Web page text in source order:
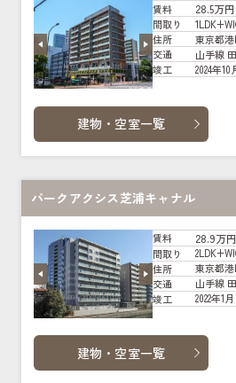
賃料 28.5万
間取り
住所
東京都港
交通
山手線
竣工
2024年10
建物・空室一覧
パークアクシス芝浦キャナル
賃料 28.9万
間取り
住所
東京都
交通
山手線
竣工
2022年1月
建物・空室一覧